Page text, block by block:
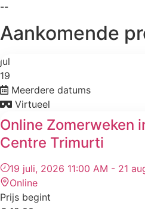
--
Aankomende
jul
19
Meerdere datums
Virtueel
Online Zomerweken
Centre Trimurti
19 juli, 2026 11:00 AM - 21
Online
Prijs begint